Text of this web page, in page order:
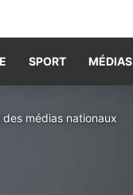
SPORT MÉDIAS
médias nationaux